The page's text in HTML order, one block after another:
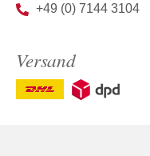
+49 (0) 7144 3104
Versand